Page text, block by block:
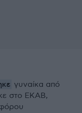
γυναίκα από
στο ΕΚΑΒ,